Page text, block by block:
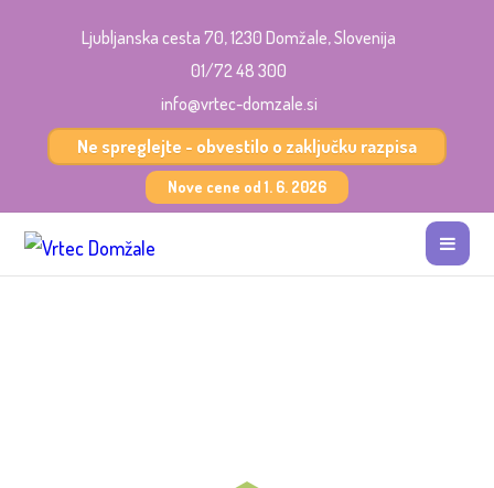
Ljubljanska cesta 70, 1230 Domžale, Slovenija
01/72 48 300
info@vrtec-domzale.si
Ne spreglejte - obvestilo o zaključku razpisa
Nove cene od 1. 6. 2026